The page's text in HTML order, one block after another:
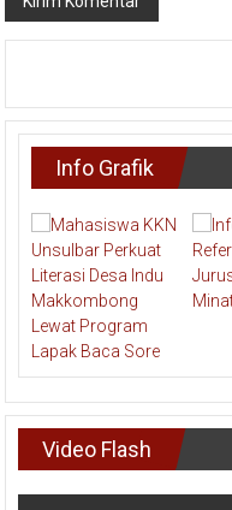
Info Grafik
Video Flash